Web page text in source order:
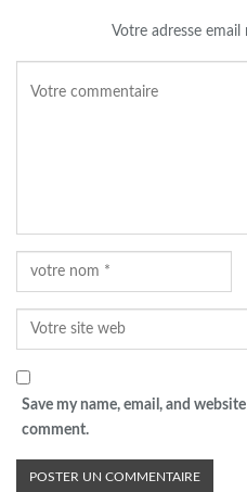
Votre adresse email
Save my name, email, and
comment.